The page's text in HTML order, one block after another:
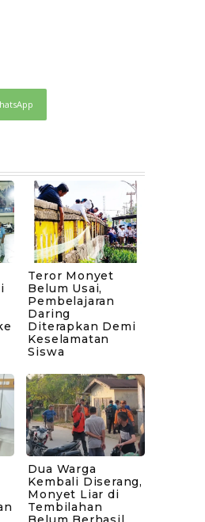
Teror Monyet
Belum Usai,
Pembelajaran
Daring
Diterapkan Demi
Keselamatan
Siswa
Dua Warga
Kembali Diserang,
Monyet Liar di
Tembilahan